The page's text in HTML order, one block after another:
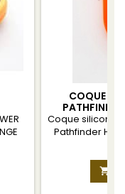
COQUE
Coque silicone
Pathfinder
